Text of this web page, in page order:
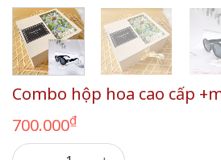
Combo hộp hoa cao cấp
700.000₫
Combo hộp hoa cao cấp +mắt kính